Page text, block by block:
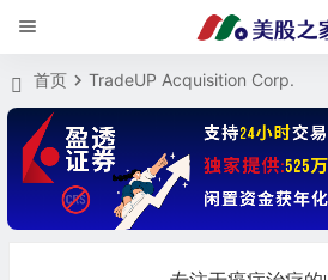
首页 TradeUP Acquisition Corp.